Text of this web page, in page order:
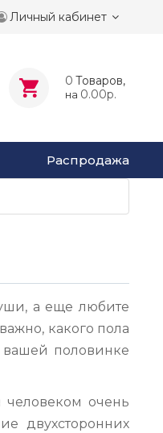
Личный кабинет
0 Tоваров,
на 0.00р.
Распродажа
а еще любите
какого пола
вашей половинке
очень
двухсторонних